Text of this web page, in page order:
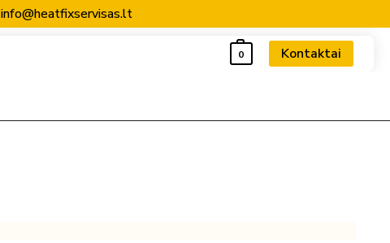
info@heatfixservisas.lt
0 Kontaktai